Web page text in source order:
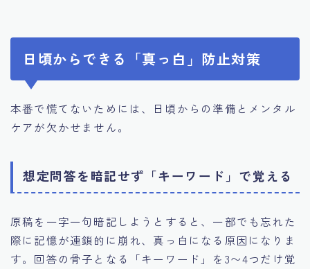
日頃からできる「真っ白」防止対策
本番で慌てないためには、日頃からの準備とメンタル
ケアが欠かせません。
想定問答を暗記せず「キーワード」で覚える
原稿を一字一句暗記しようとすると、一部でも忘れた
際に記憶が連鎖的に崩れ、真っ白になる原因になりま
す。回答の骨子となる「キーワード」を3〜4つだけ覚